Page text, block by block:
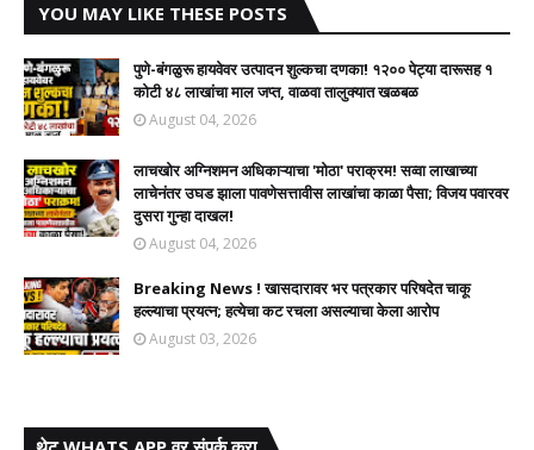
YOU MAY LIKE THESE POSTS
पुणे-बंगळुरू हायवेवर उत्पादन शुल्कचा दणका! १२०० पेट्या दारूसह १
कोटी ४८ लाखांचा माल जप्त, वाळवा तालुक्यात खळबळ
August 04, 2026
लाचखोर अग्निशमन अधिकाऱ्याचा 'मोठा' पराक्रम! सव्वा लाखाच्या
लाचेनंतर उघड झाला पावणेसत्तावीस लाखांचा काळा पैसा; विजय पवारवर
दुसरा गुन्हा दाखल!​
August 04, 2026
Breaking News ! खासदारावर भर पत्रकार परिषदेत चाकू
हल्ल्याचा प्रयत्न; हत्येचा कट रचला असल्याचा केला आरोप
August 03, 2026